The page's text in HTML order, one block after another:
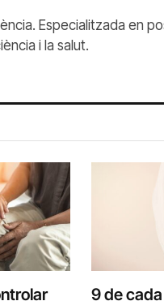
Especialitzada en
i la salut.
9 de